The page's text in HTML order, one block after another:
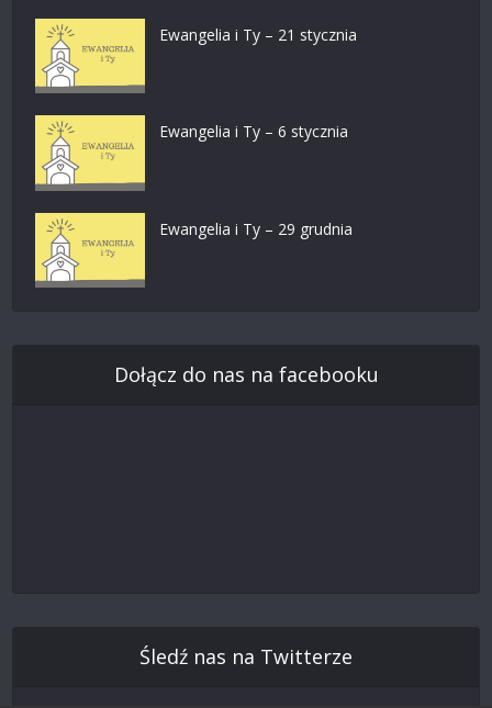
Ewangelia i Ty – 21 stycznia
Ewangelia i Ty – 6 stycznia
Ewangelia i Ty – 29 grudnia
Dołącz do nas na facebooku
Śledź nas na Twitterze